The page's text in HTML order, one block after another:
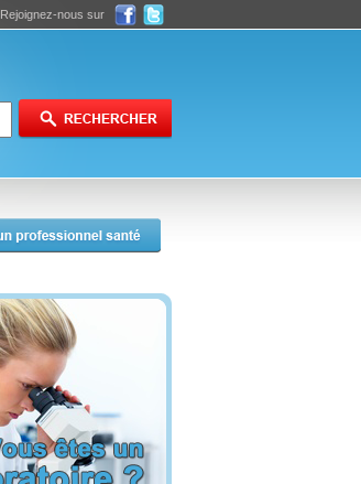
Rejoignez-nous sur